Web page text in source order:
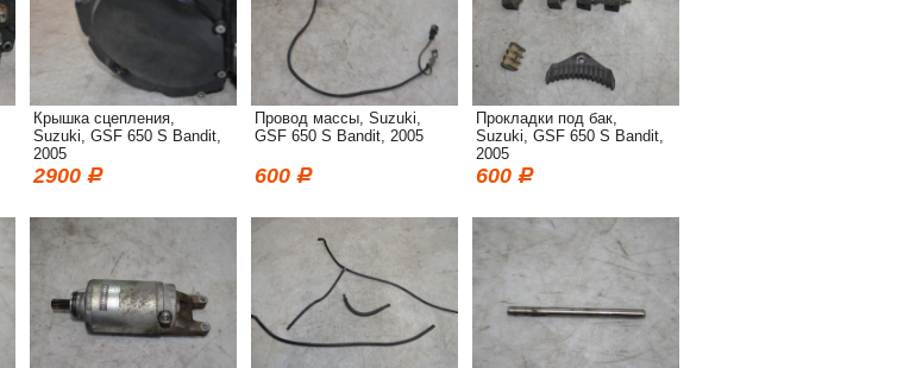
Крышка сцепления,
Suzuki, GSF 650 S Bandit,
2005
2900
Провод массы, Suzuki,
GSF 650 S Bandit, 2005
600
Прокладки под бак,
Suzuki, GSF 650 S Bandit,
2005
600